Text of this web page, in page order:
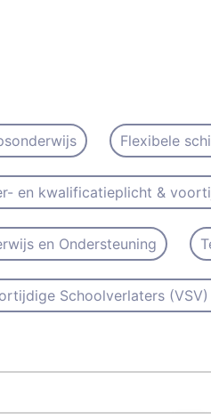
Flexibele
en kwalificatieplicht &
en Ondersteuning
Schoolverlaters